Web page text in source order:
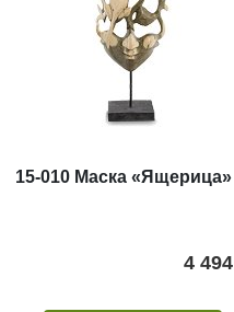
15-010 Маска «Ящерица»
4 494